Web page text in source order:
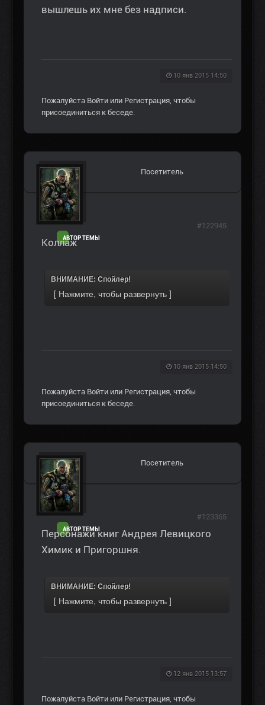
вышлешь их мне без надписи.
10 янв 2015 14:50
Пожалуйста Войти или Регистрация , чтобы
присоединиться к беседе.
АВТОР ТЕМЫ
Посетитель
Коллаж
ВНИМАНИЕ: Спойлер!
10 янв 2015 14:50
#122945
Пожалуйста Войти или Регистрация , чтобы
присоединиться к беседе.
АВТОР ТЕМЫ
Посетитель
Персонажи книг Андрея Левицкого
Химик и Пригоршня.
ВНИМАНИЕ: Спойлер!
12 янв 2015 13:57
#123365
Пожалуйста Войти или Регистрация , чтобы